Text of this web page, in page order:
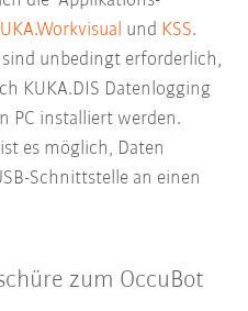
und KSS.
unbedingt erforderlich,
KUKA.DIS Datenlogging
PC installiert werden.
es möglich, Daten
Schnittstelle an einen
zum OccuBot